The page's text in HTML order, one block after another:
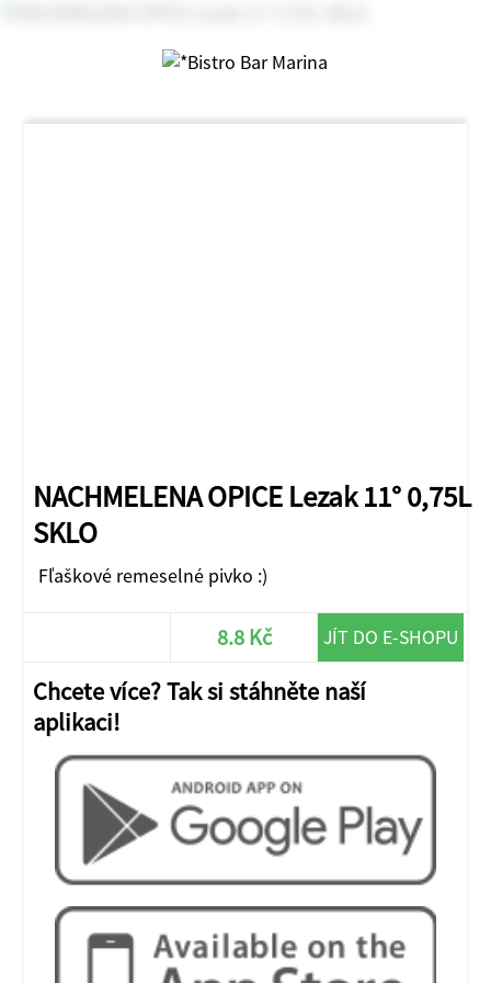
NACHMELENA OPICE Lezak 11° 0,75L
SKLO
Fľaškové remeselné pivko :)
8.8 Kč JÍT DO E-SHOPU
Chcete více? Tak si stáhněte naší
aplikaci!